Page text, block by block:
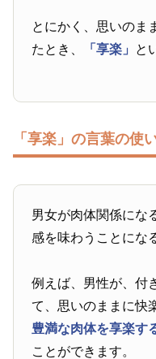
とにかく、思いのま
たとき、
「享楽」 と
「享楽」の言葉の使
男女が肉体関係にな
感を味わうことにな
例えば、男性が、付
て、思いのままに快
豊満な肉体を享楽す
ことができます。